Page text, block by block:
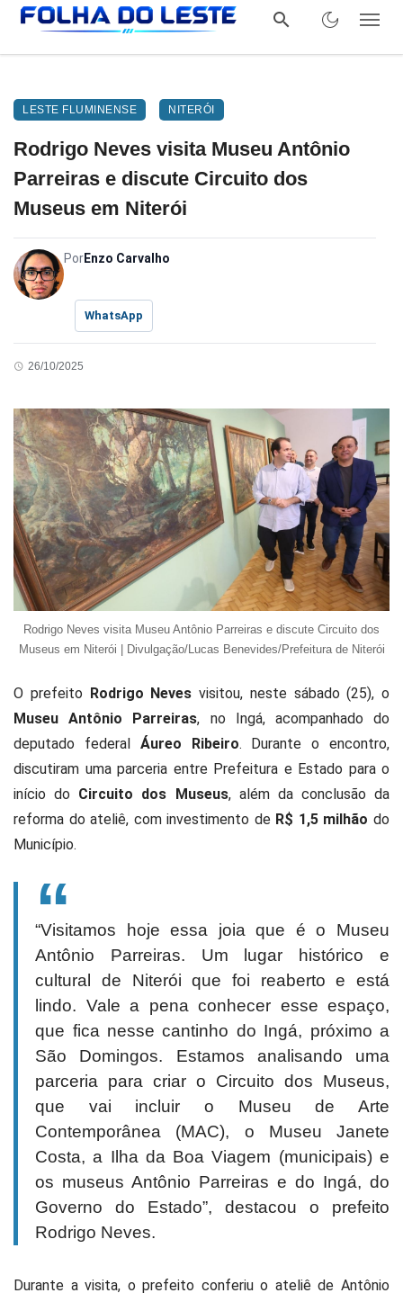
LESTE FLUMINENSE NITERÓI
Rodrigo Neves visita Museu Antônio
Parreiras e discute Circuito dos
Museus em Niterói
PorEnzo Carvalho
WhatsApp
26/10/2025
Rodrigo Neves visita Museu Antônio Parreiras e discute Circuito dos
Museus em Niterói | Divulgação/Lucas Benevides/Prefeitura de Niterói
O prefeito Rodrigo Neves visitou, neste sábado (25), o
Museu Antônio Parreiras, no Ingá, acompanhado do
deputado federal Áureo Ribeiro. Durante o encontro,
discutiram uma parceria entre Prefeitura e Estado para o
início do Circuito dos Museus, além da conclusão da
reforma do ateliê, com investimento de R$ 1,5 milhão do
Município.
“Visitamos hoje essa joia que é o Museu
Antônio Parreiras. Um lugar histórico e
cultural de Niterói que foi reaberto e está
lindo. Vale a pena conhecer esse espaço,
que fica nesse cantinho do Ingá, próximo a
São Domingos. Estamos analisando uma
parceria para criar o Circuito dos Museus,
que vai incluir o Museu de Arte
Contemporânea (MAC), o Museu Janete
Costa, a Ilha da Boa Viagem (municipais) e
os museus Antônio Parreiras e do Ingá, do
Governo do Estado”, destacou o prefeito
Rodrigo Neves.
Durante a visita, o prefeito conferiu o ateliê de Antônio